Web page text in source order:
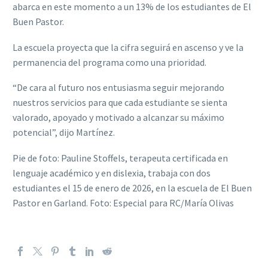
abarca en este momento a un 13% de los estudiantes de El
Buen Pastor.
La escuela proyecta que la cifra seguirá en ascenso y ve la
permanencia del programa como una prioridad.
“De cara al futuro nos entusiasma seguir mejorando
nuestros servicios para que cada estudiante se sienta
valorado, apoyado y motivado a alcanzar su máximo
potencial”, dijo Martínez.
Pie de foto: Pauline Stoffels, terapeuta certificada en
lenguaje académico y en dislexia, trabaja con dos
estudiantes el 15 de enero de 2026, en la escuela de El Buen
Pastor en Garland. Foto: Especial para RC/María Olivas